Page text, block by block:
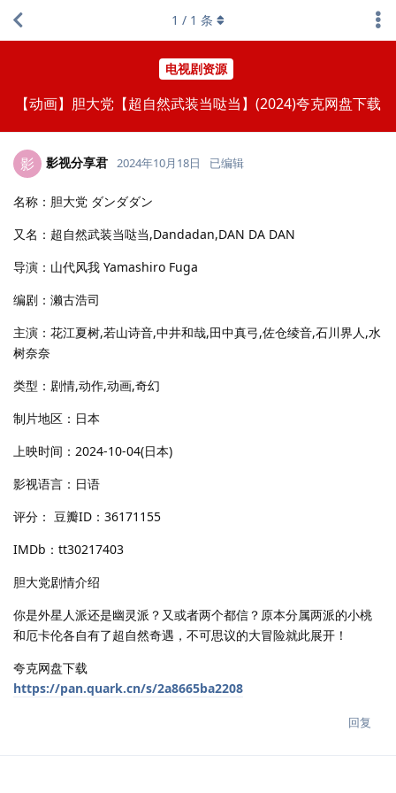
电视剧资源
【动画】胆大党【超自然武装当哒当】(2024)夸克网盘下载
1 / 1 条
影 影视分享君 2024年10月18日 已编辑
名称：胆大党 ダンダダン
又名：超自然武装当哒当,Dandadan,DAN DA DAN
导演：山代风我 Yamashiro Fuga
编剧：濑古浩司
主演：花江夏树,若山诗音,中井和哉,田中真弓,佐仓绫音,石川界人,水
树奈奈
类型：剧情,动作,动画,奇幻
制片地区：日本
上映时间：2024-10-04(日本)
影视语言：日语
评分： 豆瓣ID：36171155
IMDb：tt30217403
胆大党剧情介绍
你是外星人派还是幽灵派？又或者两个都信？原本分属两派的小桃
和厄卡伦各自有了超自然奇遇，不可思议的大冒险就此展开！
夸克网盘下载
https://pan.quark.cn/s/2a8665ba2208
回复